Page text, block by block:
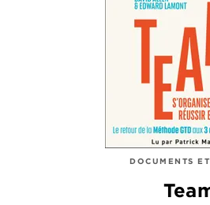
DOCUMENTS